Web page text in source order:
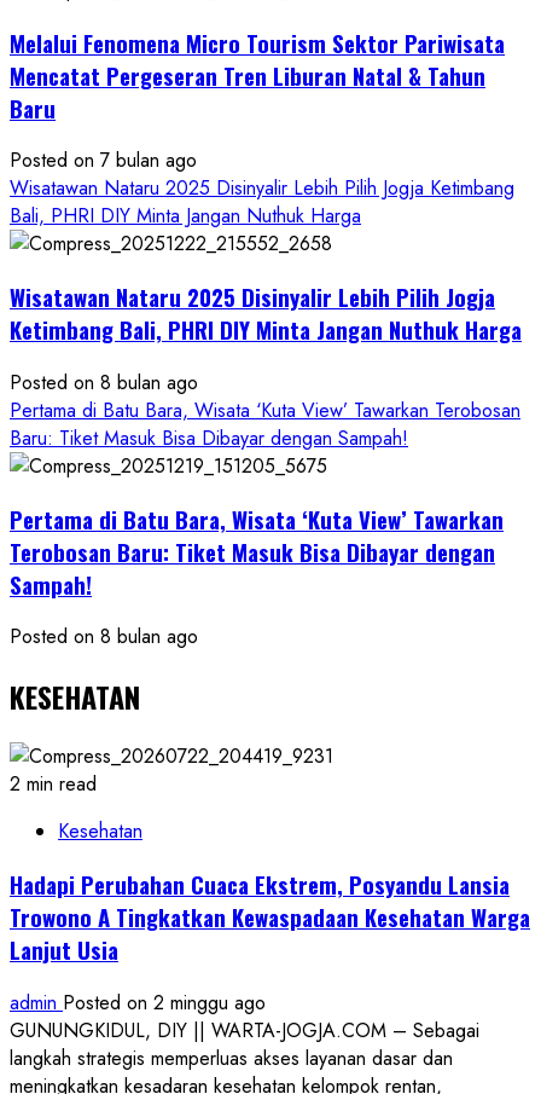
&
Masyarakat
Melalui Fenomena Micro Tourism Sektor Pariwisata
Mencatat Pergeseran Tren Liburan Natal & Tahun
Baru
Posted on 7 bulan ago
Wisatawan Nataru 2025 Disinyalir Lebih Pilih Jogja Ketimbang
Bali, PHRI DIY Minta Jangan Nuthuk Harga
Wisatawan Nataru 2025 Disinyalir Lebih Pilih Jogja
Ketimbang Bali, PHRI DIY Minta Jangan Nuthuk Harga
Posted on 8 bulan ago
Pertama di Batu Bara, Wisata ‘Kuta View’ Tawarkan Terobosan
Baru: Tiket Masuk Bisa Dibayar dengan Sampah!
Pertama di Batu Bara, Wisata ‘Kuta View’ Tawarkan
Terobosan Baru: Tiket Masuk Bisa Dibayar dengan
Sampah!
Posted on 8 bulan ago
KESEHATAN
2 min read
Kesehatan
Hadapi Perubahan Cuaca Ekstrem, Posyandu Lansia
Trowono A Tingkatkan Kewaspadaan Kesehatan Warga
Lanjut Usia
admin Posted on 2 minggu ago
GUNUNGKIDUL, DIY || WARTA-JOGJA.COM – Sebagai
langkah strategis memperluas akses layanan dasar dan
meningkatkan kesadaran kesehatan kelompok rentan,